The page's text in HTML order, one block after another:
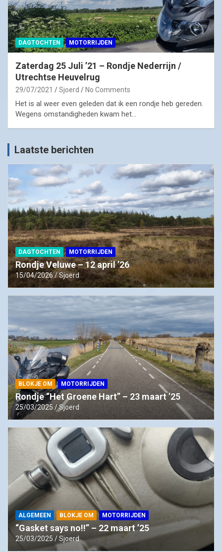
DAGTOCHTEN MOTORRIJDEN
Zaterdag 25 Juli ’21 – Rondje Nederrijn /
Utrechtse Heuvelrug
29/07/2021 Sjoerd No Comments
Het is al weer even geleden dat ik een rondje heb gereden.
Wegens omstandigheden kwam het…
Laatste berichten
DAGTOCHTEN MOTORRIJDEN
Rondje Veluwe – 12 april ’26
15/04/2026 Sjoerd
BLOKJE OM MOTORRIJDEN
Rondje “Het Groene Hart” – 23 maart ’25
25/03/2025 Sjoerd
ALGEMEEN BLOKJE OM MOTORRIJDEN
“Gasket says no!!” – 22 maart ’25
25/03/2025 Sjoerd